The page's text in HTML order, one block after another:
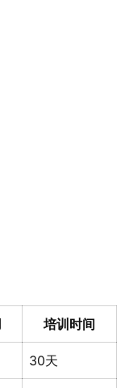
培训时间
30天